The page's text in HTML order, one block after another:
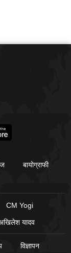
बायोग्राफी
CM Yogi
यादव
विज्ञापन